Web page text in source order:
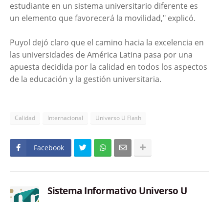
estudiante en un sistema universitario diferente es
un elemento que favorecerá la movilidad," explicó.
Puyol dejó claro que el camino hacia la excelencia en
las universidades de América Latina pasa por una
apuesta decidida por la calidad en todos los aspectos
de la educación y la gestión universitaria.
Calidad Internacional Universo U Flash
Facebook
Sistema Informativo Universo U